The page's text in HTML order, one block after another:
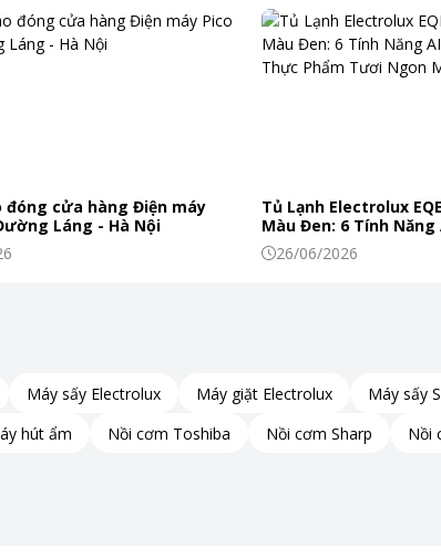
chiếc tủ lạnh Toshiba này còn góp phần tôn lên vẻ đẹp
đóng cửa hàng Điện máy
Láng - Hà Nội
Tủ Lạnh Electrolux
Màu Đen: 6 Tính
Khiến Thực Phẩm
26/06/2026
Máy sấy Electrolux Máy giặt Electrolux Máy sấy
hút ẩm Nồi cơm Toshiba Nồi cơm Sharp Nồi